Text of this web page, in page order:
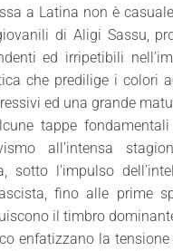
a Latina non è
di Aligi Sassu,
ed irripetibili
che predilige i colori
ed una grande
tappe
all’intensa
sotto l’impulso
fino alle prime
il timbro
enfatizzano la